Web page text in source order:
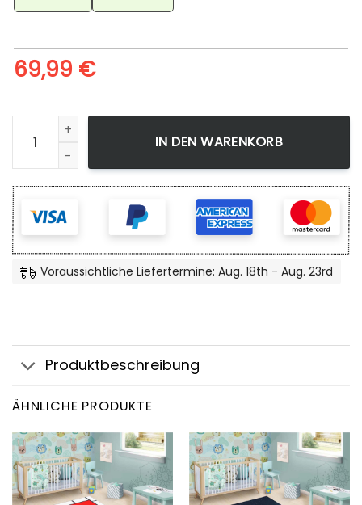
69,99 €
Labrador Retriever Hm2709094m Teppich für
IN DEN WARENKORB
Voraussichtliche Liefertermine: Aug. 18th - Aug. 23rd
Produktbeschreibung
ÄHNLICHE PRODUKTE